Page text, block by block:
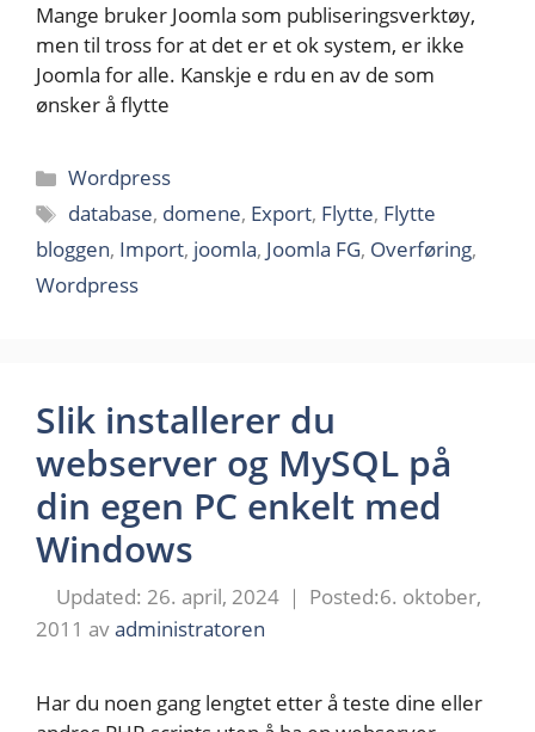
Mange bruker Joomla som publiseringsverktøy,
men til tross for at det er et ok system, er ikke
Joomla for alle. Kanskje e rdu en av de som
ønsker å flytte
Kategorier
Wordpress
Stikkord
database, domene, Export, Flytte, Flytte
bloggen, Import, joomla, Joomla FG, Overføring,
Wordpress
Slik installerer du
webserver og MySQL på
din egen PC enkelt med
Windows
26. april, 2024
6. oktober,
2011 avadministratoren
Har du noen gang lengtet etter å teste dine eller